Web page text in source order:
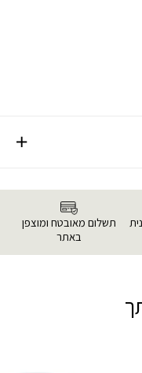
תשלום מאובטח ומוצפן
באתר
Add